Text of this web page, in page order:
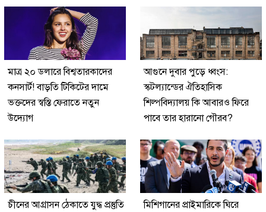
মাত্র ২০ ডলারে বিশ্বতারকাদের
কনসার্ট! বাড়তি টিকিটের দামে
ভক্তদের স্বস্তি ফেরাতে নতুন
উদ্যোগ
আগুনে দুবার পুড়ে ধ্বংস:
স্কটল্যান্ডের ঐতিহাসিক
শিল্পবিদ্যালয় কি আবারও ফিরে
পাবে তার হারানো গৌরব?
চীনের আগ্রাসন ঠেকাতে যুদ্ধ প্রস্তুতি
মিশিগানের প্রাইমারিকে ঘিরে